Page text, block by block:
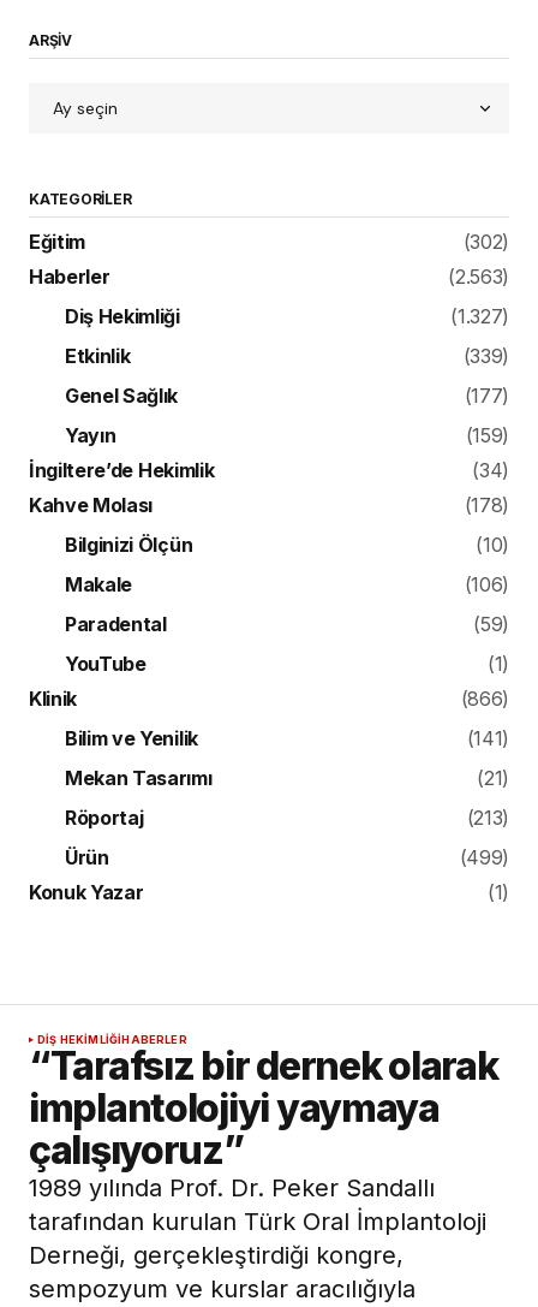
ARŞİV
KATEGORILER
Eğitim
(302)
Haberler
(2.563)
Diş Hekimliği
(1.327)
Etkinlik
(339)
Genel Sağlık
(177)
Yayın
(159)
İngiltere’de Hekimlik
(34)
Kahve Molası
(178)
Bilginizi Ölçün
(10)
Makale
(106)
Paradental
(59)
YouTube
(1)
Klinik
(866)
Bilim ve Yenilik
(141)
Mekan Tasarımı
(21)
Röportaj
(213)
Ürün
(499)
Konuk Yazar
(1)
DIŞ HEKIMLIĞI HABERLER
“Tarafsız bir dernek olarak
implantolojiyi yaymaya
çalışıyoruz”
1989 yılında Prof. Dr. Peker Sandallı
tarafından kurulan Türk Oral İmplantoloji
Derneği, gerçekleştirdiği kongre,
sempozyum ve kurslar aracılığıyla